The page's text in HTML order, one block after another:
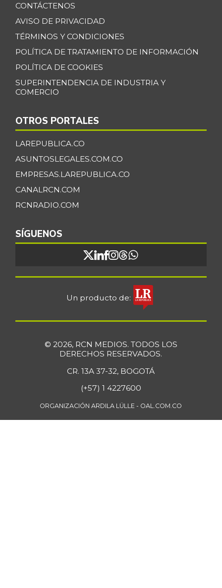
CONTÁCTENOS
AVISO DE PRIVACIDAD
TÉRMINOS Y CONDICIONES
POLÍTICA DE TRATAMIENTO DE INFORMACIÓN
POLÍTICA DE COOKIES
SUPERINTENDENCIA DE INDUSTRIA Y
COMERCIO
OTROS PORTALES
LAREPUBLICA.CO
ASUNTOSLEGALES.COM.CO
EMPRESAS.LAREPUBLICA.CO
CANALRCN.COM
RCNRADIO.COM
SÍGUENOS
Un producto de:
© 2026, RCN MEDIOS. TODOS LOS
DERECHOS RESERVADOS.
CR. 13A 37-32, BOGOTÁ
(+57) 1 4227600
ORGANIZACIÓN ARDILA LÜLLE - OAL.COM.CO